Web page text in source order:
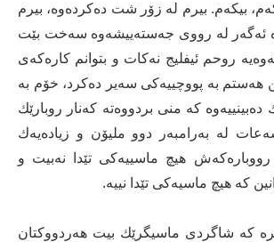
بیكه‌م. بیرم له‌ زۆر شت ده‌كرده‌وه، بیرم
ئه‌گه‌ر له‌ رووی جه‌سته‌ییشه‌وه‌ سه‌خت بێت
روحم ئیفلیج نه‌كات و بتوانم كاره‌كه‌ی
به‌ پووچییه‌كی سه‌یر ده‌كرد، خۆم به‌
كه‌ منی بردووه‌ته‌ كه‌نار روبارێك
له‌ به‌رامبه‌ر دوو ملیۆن و زیاده‌یه‌ك
هیچ ماسییه‌كی تێدا نه‌بیت و
كه‌ هیچ ماسیه‌كی تێدا نییه‌.
كه‌ شاگردی ماسیگرێك بیت هه‌ردووكتان